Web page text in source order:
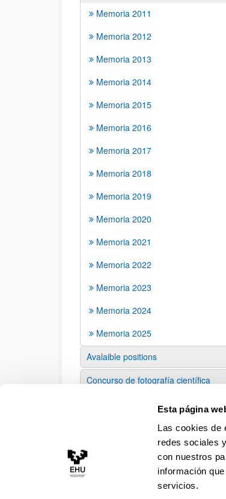
Esta página
Las cookies de
redes sociales
con nuestros
información
servicios.
Memoria 2011
Memoria 2012
Memoria 2013
Memoria 2014
Memoria 2015
Memoria 2016
Memoria 2017
Memoria 2018
Memoria 2019
Memoria 2020
Memoria 2021
Memoria 2022
Memoria 2023
Memoria 2024
Memoria 2025
Avalaible positions
Concurso de fotografía científica